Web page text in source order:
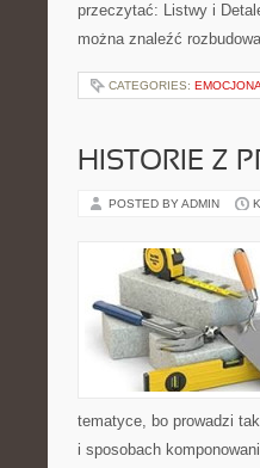
przeczytać: Listwy i
można znaleźć
CATEGORIES:
HISTORIE Z
POSTED BY ADMIN
tematyce, bo prowadzi
i sposobach